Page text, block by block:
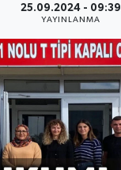
25.09.2024 - 09:39
YAYINLANMA